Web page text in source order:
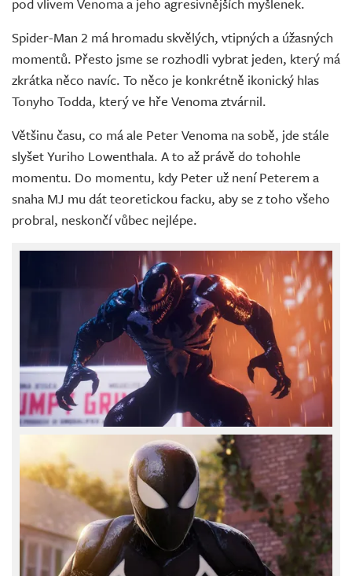
Spider-Man 2 má hromadu skvělých, vtipných a úžasných
momentů. Přesto jsme se rozhodli vybrat jeden, který má
zkrátka něco navíc. To něco je konkrétně ikonický hlas
Tonyho Todda, který ve hře Venoma ztvárnil.
Většinu času, co má ale Peter Venoma na sobě, jde stále
slyšet Yuriho Lowenthala. A to až právě do tohohle
momentu. Do momentu, kdy Peter už není Peterem a
snaha MJ mu dát teoretickou facku, aby se z toho všeho
probral, neskončí vůbec nejlépe.